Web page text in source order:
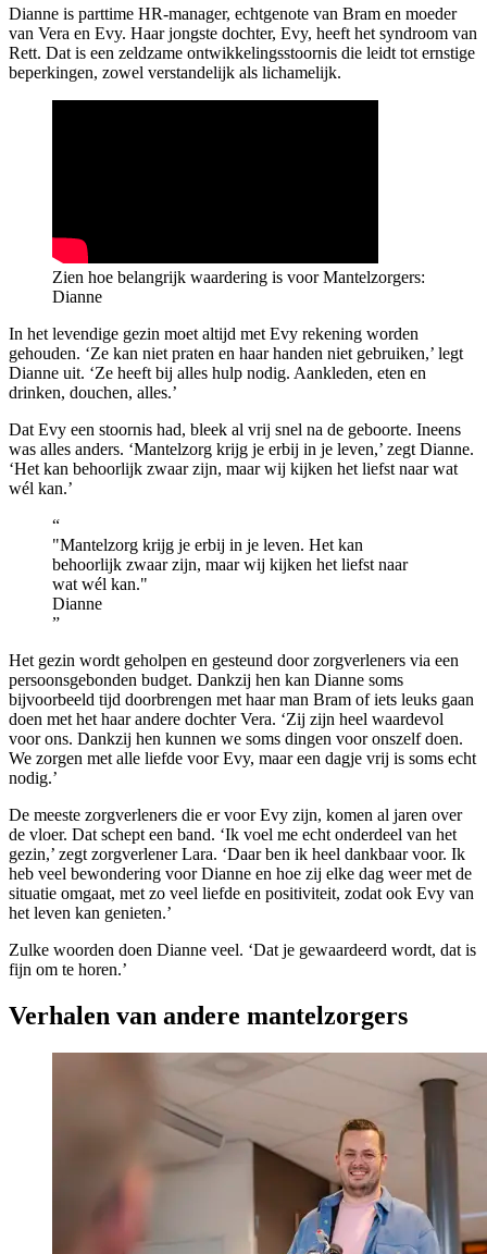
Dianne is parttime HR-manager, echtgenote van Bram en moeder
van Vera en Evy. Haar jongste dochter, Evy, heeft het syndroom van
Rett. Dat is een zeldzame ontwikkelingsstoornis die leidt tot ernstige
beperkingen, zowel verstandelijk als lichamelijk.
Zien hoe belangrijk waardering is voor Mantelzorgers:
Dianne
In het levendige gezin moet altijd met Evy rekening worden
gehouden. ‘Ze kan niet praten en haar handen niet gebruiken,’ legt
Dianne uit. ‘Ze heeft bij alles hulp nodig. Aankleden, eten en
drinken, douchen, alles.’
Dat Evy een stoornis had, bleek al vrij snel na de geboorte. Ineens
was alles anders. ‘Mantelzorg krijg je erbij in je leven,’ zegt Dianne.
‘Het kan behoorlijk zwaar zijn, maar wij kijken het liefst naar wat
wél kan.’
“
Mantelzorg krijg je erbij in je leven. Het kan
behoorlijk zwaar zijn, maar wij kijken het liefst naar
wat wél kan.
Dianne
”
Het gezin wordt geholpen en gesteund door zorgverleners via een
persoonsgebonden budget. Dankzij hen kan Dianne soms
bijvoorbeeld tijd doorbrengen met haar man Bram of iets leuks gaan
doen met het haar andere dochter Vera. ‘Zij zijn heel waardevol
voor ons. Dankzij hen kunnen we soms dingen voor onszelf doen.
We zorgen met alle liefde voor Evy, maar een dagje vrij is soms echt
nodig.’
De meeste zorgverleners die er voor Evy zijn, komen al jaren over
de vloer. Dat schept een band. ‘Ik voel me echt onderdeel van het
gezin,’ zegt zorgverlener Lara. ‘Daar ben ik heel dankbaar voor. Ik
heb veel bewondering voor Dianne en hoe zij elke dag weer met de
situatie omgaat, met zo veel liefde en positiviteit, zodat ook Evy van
het leven kan genieten.’
Zulke woorden doen Dianne veel. ‘Dat je gewaardeerd wordt, dat is
fijn om te horen.’
Verhalen van andere mantelzorgers